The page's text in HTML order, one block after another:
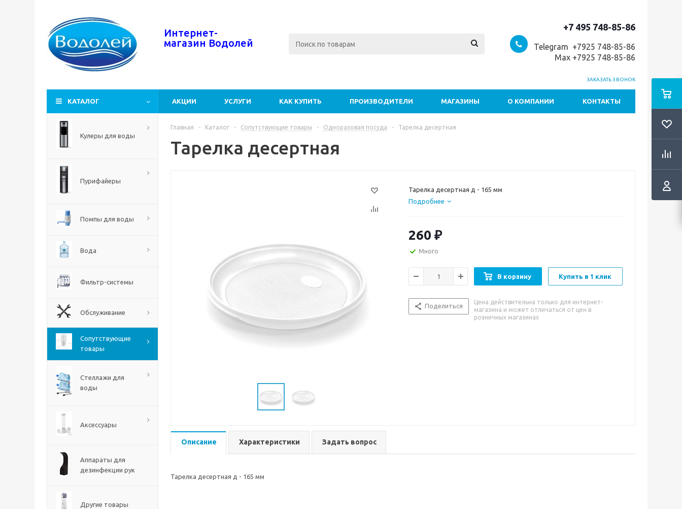
Интернет-
магазин Водолей
+7 495 748-85-86
Telegram +7925 748-85-86
Max +7925 748-85-86
ЗАКАЗАТЬ ЗВОНОК
КАТАЛОГ АКЦИИ УСЛУГИ КАК КУПИТЬ ПРОИЗВОДИТЕЛИ МАГАЗИНЫ О КОМПАНИИ КОНТАКТЫ
Кулеры для воды
Пурифайеры
Помпы для воды
Вода
Фильтр-системы
Обслуживание
Сопутствующие
товары
Стеллажи для
воды
Аксессуары
Аппараты для
дезинфекции рук
Другие товары
Главная - Каталог - Сопутствующие товары - Одноразовая посуда - Тарелка десертная
Тарелка десертная
Тарелка десертная д - 165 мм
Подробнее
260 ₽
Много
В корзину Купить в 1 клик
Поделиться
Цена действительна только для интернет-
магазина и может отличаться от цен в
розничных магазинах
Описание Характеристики Задать вопрос
Тарелка десертная д - 165 мм